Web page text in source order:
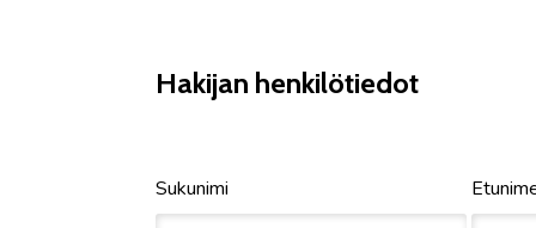
Hakijan henkilötiedot
Sukunimi